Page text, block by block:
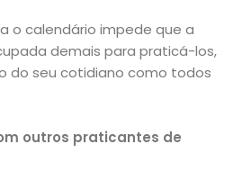
o calendário impede que a
demais para praticá-los,
do seu cotidiano como todos
outros praticantes de